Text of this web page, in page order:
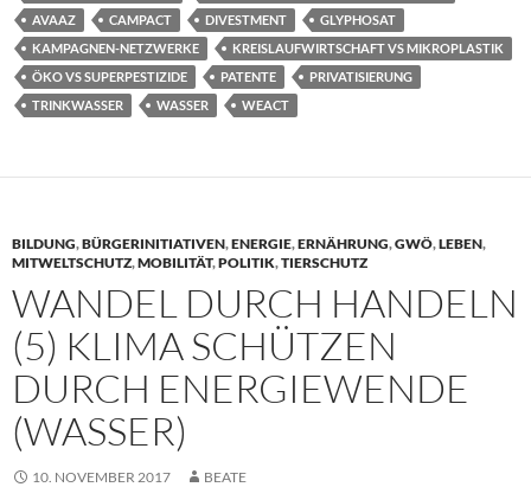
AVAAZ
CAMPACT DIVESTMENT
GLYPHOSAT
KAMPAGNEN-NETZWERKE
KREISLAUFWIRTSCHAFT VS MIKROPLASTIK
ÖKO VS SUPERPESTIZIDE
PATENTE
PRIVATISIERUNG
TRINKWASSER
WASSER WEACT
BILDUNG,BÜRGERINITIATIVEN,ENERGIE,ERNÄHRUNG,GWÖ,LEBEN,
MITWELTSCHUTZ,MOBILITÄT,POLITIK,TIERSCHUTZ
WANDEL DURCH HANDELN
(5) KLIMA SCHÜTZEN
DURCH ENERGIEWENDE
(WASSER)
10. NOVEMBER 2017 BEATE